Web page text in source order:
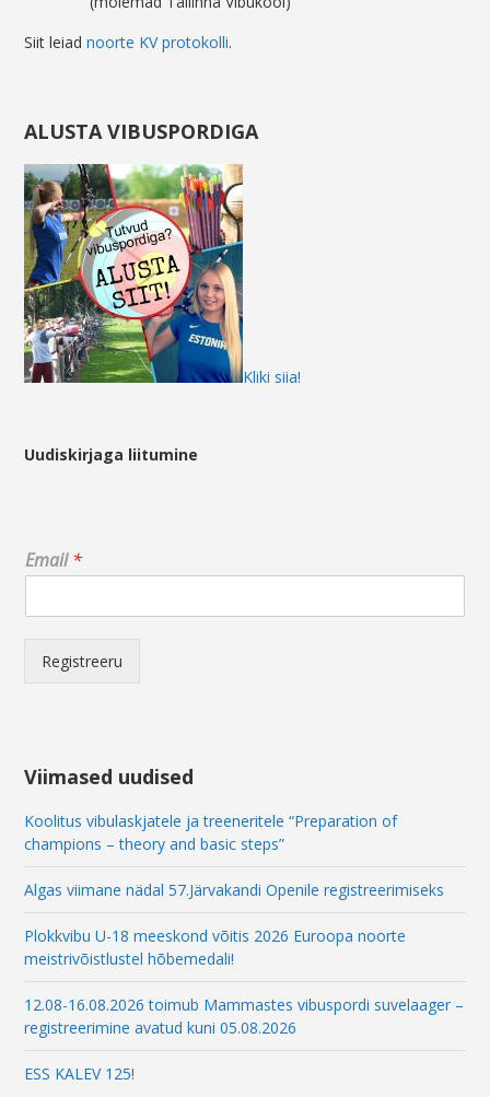
Siit leiadnoorte KV protokolli.
ALUSTA VIBUSPORDIGA
Kliki siia!
Uudiskirjaga liitumine
E
m
i
E
m
a
i
l
Email*
Registreeru
Viimased uudised
Koolitus vibulaskjatele ja treeneritele “Preparation of
champions – theory and basic steps”
Algas viimane nädal 57.Järvakandi Openile registreerimiseks
Plokkvibu U-18 meeskond võitis 2026 Euroopa noorte
meistrivõistlustel hõbemedali!
12.08-16.08.2026 toimub Mammastes vibuspordi suvelaager –
registreerimine avatud kuni 05.08.2026
ESS KALEV 125!